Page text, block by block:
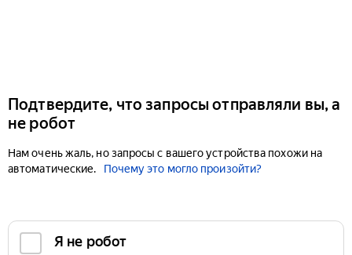
Подтвердите, что запросы отправляли вы, а
не робот
Нам очень жаль, но запросы с вашего устройства похожи на
автоматические.
Почему это могло произойти?